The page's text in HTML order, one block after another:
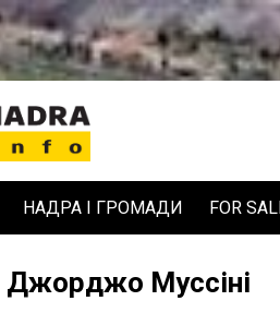
НАДРА І ГРОМАДИ FOR
Джорджо Муссіні